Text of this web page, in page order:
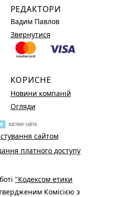
РЕДАКТОРИ
Вадим Павлов
Звернутися
КОРИСНЕ
Новини компаній
Огляди
сайтом
платного доступу
"Кодексом етики
Комісією з